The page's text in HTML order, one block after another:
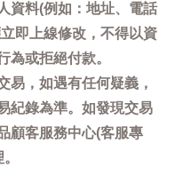
資料(例如：地址、電話
即上線修改，不得以資
為或拒絕付款。
易，如遇有任何疑義，
紀錄為準。如發現交易
顧客服務中心(客服專